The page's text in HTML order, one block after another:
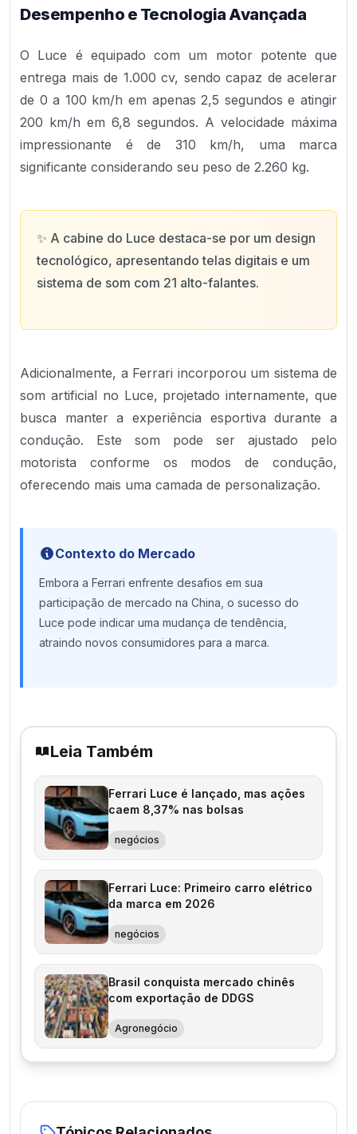
Desempenho e Tecnologia Avançada
O Luce é equipado com um motor potente que
entrega mais de 1.000 cv, sendo capaz de acelerar
de 0 a 100 km/h em apenas 2,5 segundos e atingir
200 km/h em 6,8 segundos. A velocidade máxima
impressionante é de 310 km/h, uma marca
significante considerando seu peso de 2.260 kg.
✨ A cabine do Luce destaca-se por um design
tecnológico, apresentando telas digitais e um
sistema de som com 21 alto-falantes.
Adicionalmente, a Ferrari incorporou um sistema de
som artificial no Luce, projetado internamente, que
busca manter a experiência esportiva durante a
condução. Este som pode ser ajustado pelo
motorista conforme os modos de condução,
oferecendo mais uma camada de personalização.
Contexto do Mercado
Embora a Ferrari enfrente desafios em sua
participação de mercado na China, o sucesso do
Luce pode indicar uma mudança de tendência,
atraindo novos consumidores para a marca.
Leia Também
Ferrari Luce é lançado, mas ações
caem 8,37% nas bolsas
negócios
Ferrari Luce: Primeiro carro elétrico
da marca em 2026
negócios
Brasil conquista mercado chinês
com exportação de DDGS
Agronegócio